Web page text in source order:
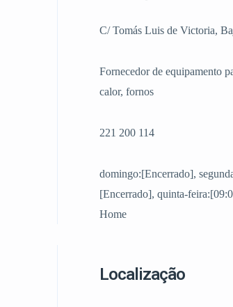
C/ Tomás Luis de Victoria,
Fornecedor de equipamento
calor, fornos
221 200 114
domingo:[Encerrado],
[Encerrado], quinta-
Home
Localização